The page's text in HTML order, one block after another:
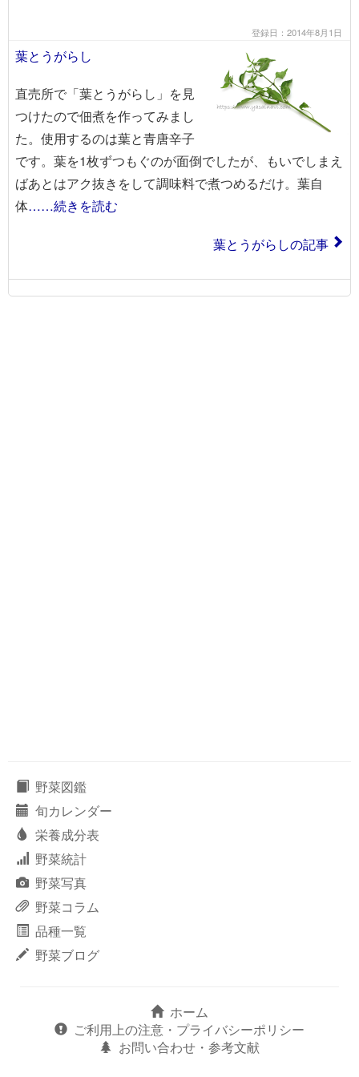
登録日：2014年8月1日
葉とうがらし
直売所で「葉とうがらし」を見
つけたので佃煮を作ってみまし
た。使用するのは葉と青唐辛子
です。葉を1枚ずつもぐのが面倒でしたが、もいでしまえ
ばあとはアク抜きをして調味料で煮つめるだけ。葉自
体……続きを読む
葉とうがらしの記事
野菜図鑑
旬カレンダー
栄養成分表
野菜統計
野菜写真
野菜コラム
品種一覧
野菜ブログ
ホーム
ご利用上の注意・プライバシーポリシー
お問い合わせ・参考文献